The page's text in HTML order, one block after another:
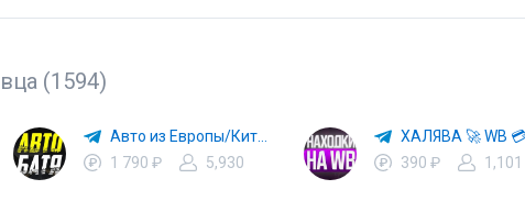
(1594)
1 790 ₽
5,930
390 ₽
1,101